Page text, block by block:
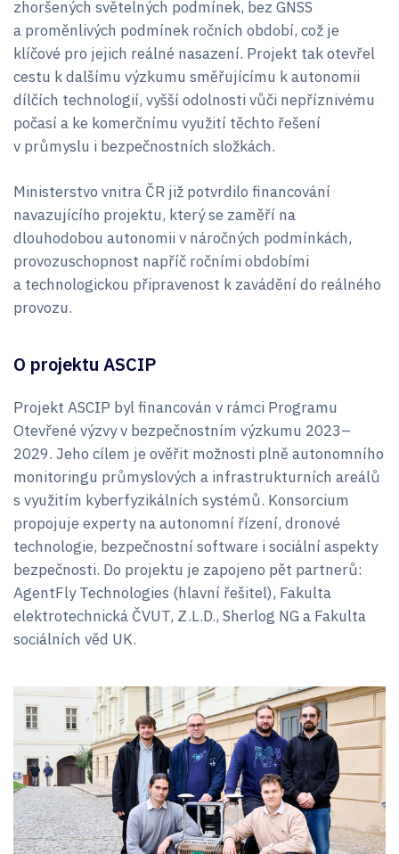
zhoršených světelných podmínek, bez GNSS
a proměnlivých podmínek ročních období, což je
klíčové pro jejich reálné nasazení. Projekt tak otevřel
cestu k dalšímu výzkumu směřujícímu k autonomii
dílčích technologií, vyšší odolnosti vůči nepříznivému
počasí a ke komerčnímu využití těchto řešení
v průmyslu i bezpečnostních složkách.
Ministerstvo vnitra ČR již potvrdilo financování
navazujícího projektu, který se zaměří na
dlouhodobou autonomii v náročných podmínkách,
provozuschopnost napříč ročními obdobími
a technologickou připravenost k zavádění do reálného
provozu.
O projektu ASCIP
Projekt ASCIP byl financován v rámci Programu
Otevřené výzvy v bezpečnostním výzkumu 2023–
2029. Jeho cílem je ověřit možnosti plně autonomního
monitoringu průmyslových a infrastrukturních areálů
s využitím kyberfyzikálních systémů. Konsorcium
propojuje experty na autonomní řízení, dronové
technologie, bezpečnostní software i sociální aspekty
bezpečnosti. Do projektu je zapojeno pět partnerů:
AgentFly Technologies (hlavní řešitel), Fakulta
elektrotechnická ČVUT, Z.L.D., Sherlog NG a Fakulta
sociálních věd UK.